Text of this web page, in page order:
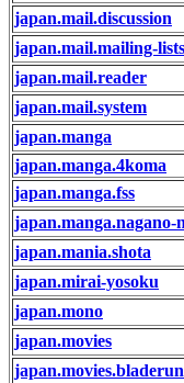
japan.mail.discussion
japan.mail.mailing-lists
japan.mail.reader
japan.mail.system
japan.manga
japan.manga.4koma
japan.manga.fss
japan.manga.nagano-
japan.mania.shota
japan.mirai-yosoku
japan.mono
japan.movies